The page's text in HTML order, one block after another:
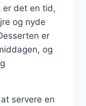
er det en tid,
og nyde
er
og
servere en